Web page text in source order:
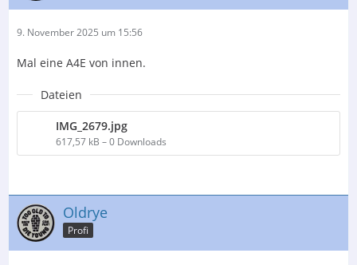
9. November 2025 um 15:56
Mal eine A4E von innen.
Dateien
IMG_2679.jpg
617,57 kB – 0 Downloads
Oldrye
Profi